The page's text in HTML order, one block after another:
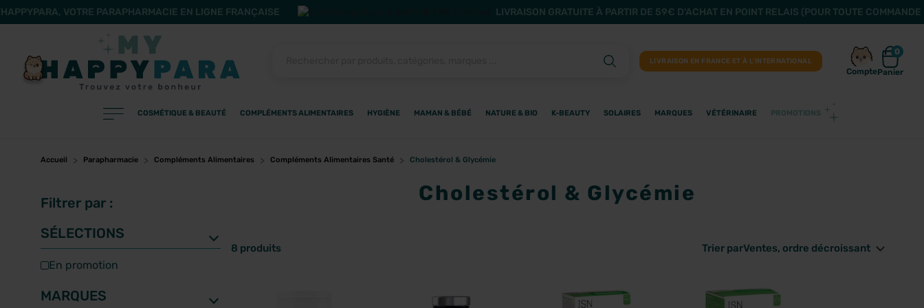
VOTRE PARAPHARMACIE EN LIGNE FRANÇAISE LIVRAISON GRATUITE À PARTIR DE 59€ D'ACHAT EN POINT RELAIS (POUR TOUTE
Filtres
CATÉGORIES
MARQUES
PRODUITS
LIVRAISON EN FRANCE ET À L’INTERNATIONAL
Compte
0
Panier
COSMÉTIQUE & BEAUTÉ COMPLÉMENTS ALIMENTAIRES HYGIÈNE MAMAN & BÉBÉ NATURE & BIO K-BEAUTY SOLAIRES MARQUES VÉTÉRINAIRE PROMOTIONS
Accueil Parapharmacie Compléments Alimentaires Compléments Alimentaires Santé Cholestérol & Glycémie
Filtrer par :
SÉLECTIONS
en promotion
MARQUES
Cholestérol & Glycémie
8 produits Trier parVentes, ordre décroissant